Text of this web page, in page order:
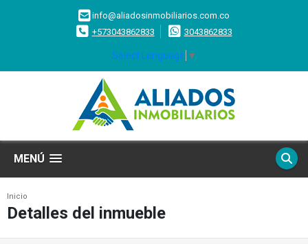
info@aliadosinmobiliarios.com.co
+573043862833
3043862833
Select Language ▼
MENÚ
Inicio
Detalles del inmueble